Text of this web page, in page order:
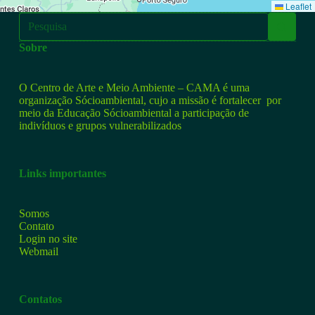
Leaflet
Sobre
O Centro de Arte e Meio Ambiente – CAMA é uma
organização Sócioambiental, cujo a missão é fortalecer por
meio da Educação Sócioambiental a participação de
indivíduos e grupos vulnerabilizados
Links importantes
Somos
Contato
Login no site
Webmail
Contatos